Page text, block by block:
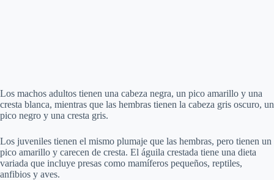
Los machos adultos tienen una cabeza negra, un pico amarillo y una
cresta blanca, mientras que las hembras tienen la cabeza gris oscuro, un
pico negro y una cresta gris.
Los juveniles tienen el mismo plumaje que las hembras, pero tienen un
pico amarillo y carecen de cresta. El águila crestada tiene una dieta
variada que incluye presas como mamíferos pequeños, reptiles,
anfibios y aves.